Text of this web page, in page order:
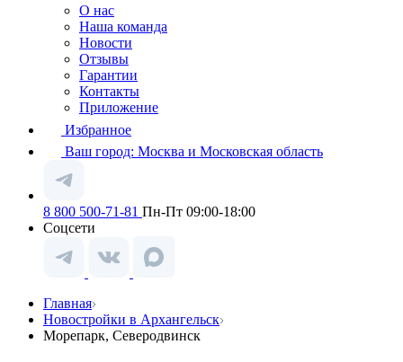
О нас
Наша команда
Новости
Отзывы
Гарантии
Контакты
Приложение
Избранное
Ваш город: Москва и Московская область
8 800 500-71-81 Пн-Пт 09:00-18:00
Соцсети
Главная
Новостройки в Архангельск
Морепарк, Северодвинск